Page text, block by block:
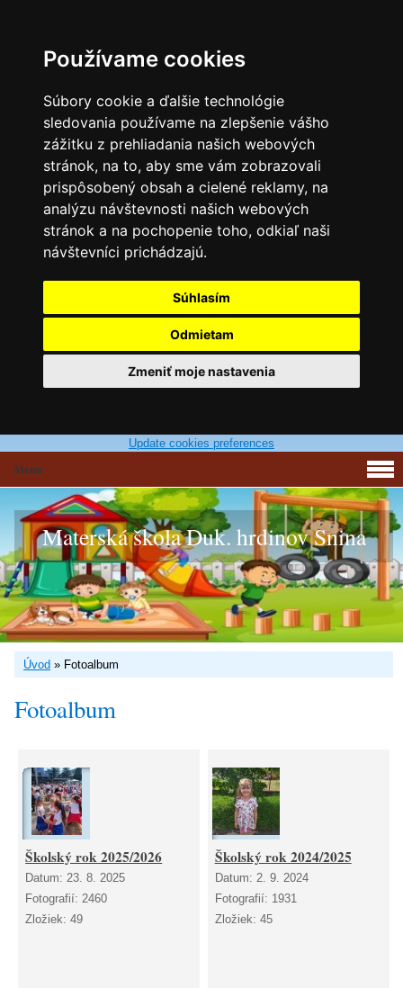
Používame cookies
Súbory cookie a ďalšie technológie
sledovania používame na zlepšenie vášho
zážitku z prehliadania našich webových
stránok, na to, aby sme vám zobrazovali
prispôsobený obsah a cielené reklamy, na
analýzu návštevnosti našich webových
stránok a na pochopenie toho, odkiaľ naši
návštevníci prichádzajú.
Súhlasím
Odmietam
Zmeniť moje nastavenia
Update cookies preferences
Materská škola Duk. hrdinov Snina
Úvod » Fotoalbum
Fotoalbum
Školský rok 2025/2026
Datum:23. 8. 2025
Fotografií:2460
Zložiek:49
Školský rok 2024/2025
Datum: 2. 9. 2024
Fotografií: 1931
Zložiek: 45
Menu